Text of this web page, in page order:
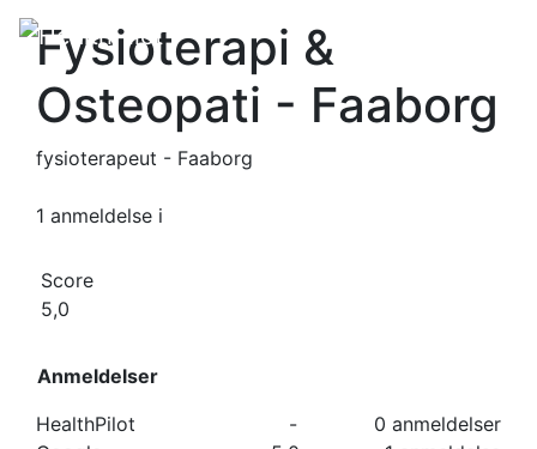
Fysioterapi &
Osteopati​​ - Faaborg
fysioterapeut - Faaborg
1 anmeldelse i
Score
5,0
Anmeldelser
HealthPilot
-
0 anmeldelser